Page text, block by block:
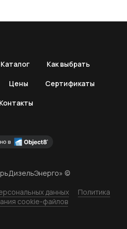
Каталог Как выбрать
Цены Сертификаты
Контакты
©
данных
Политика
cookie-файлов